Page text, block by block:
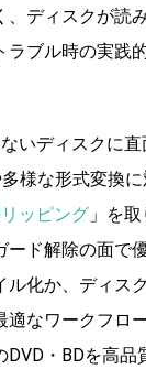
、ディスクが読
ラブル時の実践
いディスクに
様な形式変換
ッピング 」を
ード解除の面で
ル化か、ディス
適なワークフロ
DVD・BDを高品